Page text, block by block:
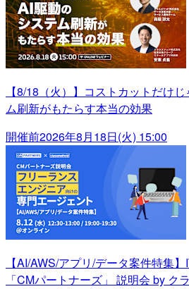
【8/18（火）】コストカットだけ
ム刷新がもたらす本当の効果
開催前2026年8月18日(火) 15:00
【AI/AWS/アプリ/データ案件特集
「CMパートナーズ」 説明会 by ク